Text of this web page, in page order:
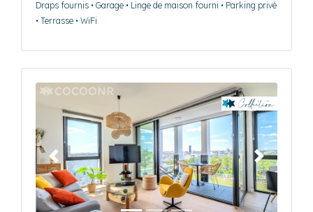
Draps fournis • Garage • Linge de maison fourni • Parking privé
• Terrasse • WiFi
Précédent Suivant